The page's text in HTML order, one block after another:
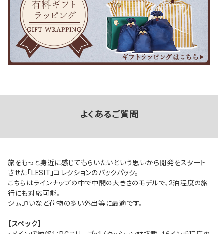
よくあるご質問
旅をもっと身近に感じてもらいたいという思いから開発をスタート
させた「LESIT」コレクションのバックパック。
こちらはラインナップの中で中間の大きさのモデルで、2泊程度の旅
行にも対応可能。
ジム通いなど荷物の多い外出等に最適です。
【スペック】